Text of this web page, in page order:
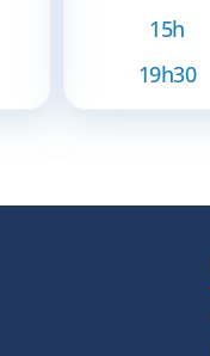
15h
19h30